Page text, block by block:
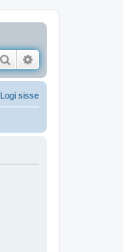
Otsi
Logi sisse